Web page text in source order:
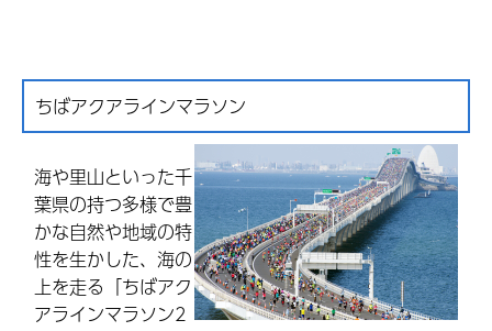
ちばアクアラインマラソン
海や里山といった千
葉県の持つ多様で豊
かな自然や地域の特
性を生かした、海の
上を走る「ちばアク
アラインマラソン2